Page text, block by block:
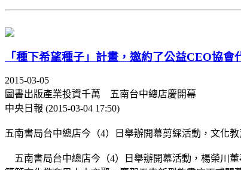
「種下希望種子」計畫，邀約了公益CEO協會
2015-03-05
圖書出版產業投資千萬 五南台中總店慶開幕
中央日報 (2015-03-04 17:50)
五南書局台中總店今（4）日舉辦開幕剪綵活動，文化教
五南書局台中總店今（4）日舉辦開幕活動，楊榮川